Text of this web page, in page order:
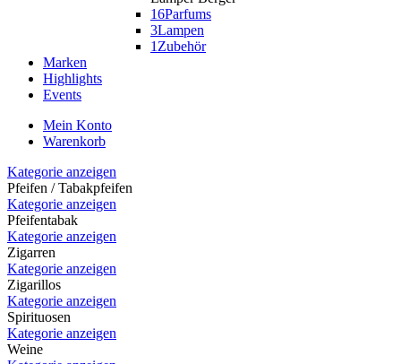
16Parfums
3Lampen
1 Zubehör
Marken
Highlights
Events
Mein Konto
Warenkorb
Kategorie anzeigen
Pfeifen / Tabakpfeifen
Kategorie anzeigen
Pfeifentabak
Kategorie anzeigen
Zigarren
Kategorie anzeigen
Zigarillos
Kategorie anzeigen
Spirituosen
Kategorie anzeigen
Weine